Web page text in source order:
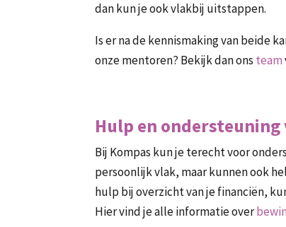
dan kun je ook vlakbij uitstappen.
Is er na de kennismaking van beide
onze mentoren? Bekijk dan ons team
Hulp en ondersteuning
Bij Kompas kun je terecht voor
persoonlijk vlak, maar kunnen ook
hulp bij overzicht van je financiën,
Hier vind je alle informatie over